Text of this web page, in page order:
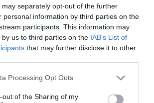
separately opt-out of the further
personal information by third parties on the
participants. This information may
us to third parties on the IAB’s List of
that may further disclose it to other
website/app uses one or more Google
visit or usage behaviour. You may click to
Processing Opt Outs
out of the Sharing of my